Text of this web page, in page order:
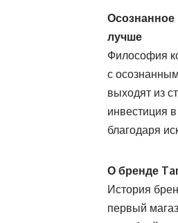
лучше
Философия
с
выходят из
инвестиция
благодаря
О бренде
История
первый